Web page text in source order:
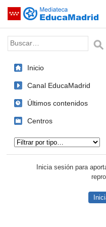
Saltar navegación
Palabra o frase:
Inicio
Canal EducaMadrid
Últimos contenidos
Centros
Inicia sesión para